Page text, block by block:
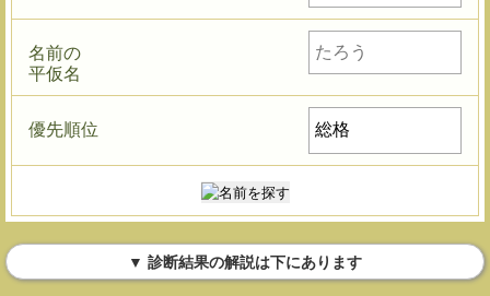
名前の
平仮名
優先順位
▼ 診断結果の解説は下にあります